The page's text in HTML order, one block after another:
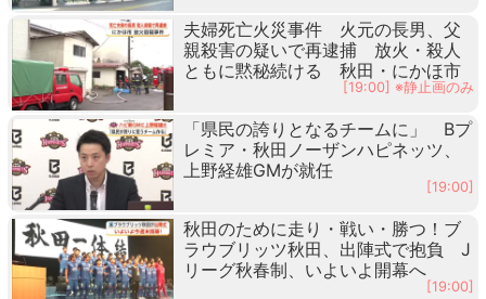
夫婦死亡火災事件 火元の長男、父
親殺害の疑いで再逮捕 放火・殺人
ともに黙秘続ける 秋田・にかほ市
[19:00] ※静止画のみ
「県民の誇りとなるチームに」 Bプ
レミア・秋田ノーザンハピネッツ、
上野経雄GMが就任
[19:00]
秋田のために走り・戦い・勝つ！ブ
ラウブリッツ秋田、出陣式で抱負 J
リーグ秋春制、いよいよ開幕へ
[19:00]